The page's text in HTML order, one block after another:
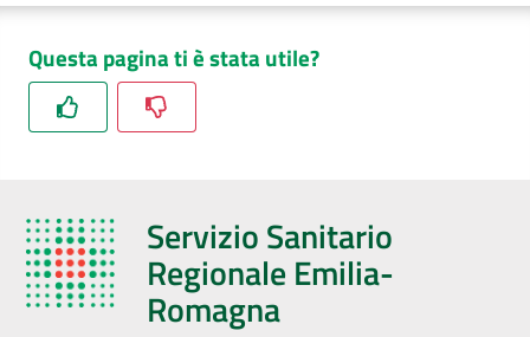
Questa pagina ti è stata utile?
Servizio Sanitario
Regionale Emilia-
Romagna